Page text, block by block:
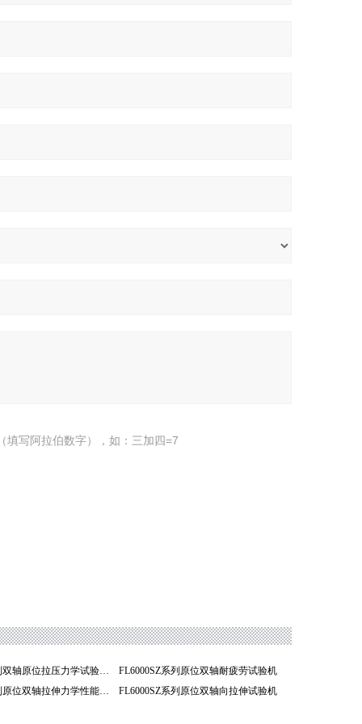
填写阿拉伯数字），如：三加四=7
FL6000SZ系列双轴原位拉压力学试验机
FL6000SZ系列原位双轴耐疲劳试验机
FL6000SZ系列原位双轴拉伸力学性能试验机
FL6000SZ系列原位双轴向拉伸试验机